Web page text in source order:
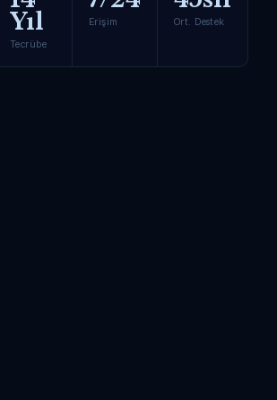
Yıl
Tecrübe
Erişim Ort. Destek